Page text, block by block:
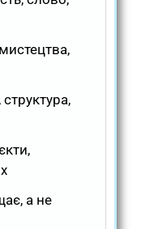
а не